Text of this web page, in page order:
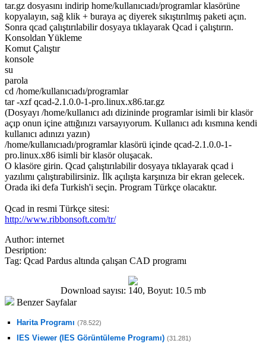
tar.gz dosyasını indirip home/kullanıcıadı/programlar klasörüne
kopyalayın, sağ klik + buraya aç diyerek sıkıştırılmış paketi açın.
Sonra qcad çalıştırılabilir dosyaya tıklayarak Qcad i çalıştırın.
Konsoldan Yükleme
Komut Çalıştır
konsole
su
parola
cd /home/kullanıcıadı/programlar
tar -xzf qcad-2.1.0.0-1-pro.linux.x86.tar.gz
(Dosyayı /home/kullanıcı adı dizininde programlar isimli bir klasör
açıp onun içine attığınızı varsayıyorum. Kullanıcı adı kısmına kendi
kullanıcı adınızı yazın)
/home/kullanıcıadı/programlar klasörü içinde qcad-2.1.0.0-1-
pro.linux.x86 isimli bir klasör oluşacak.
O klasöre girin. Qcad çalıştırılabilir dosyaya tıklayarak qcad i
yazılımı çalıştırabilirsiniz. İlk açılışta karşınıza bir ekran gelecek.
Orada iki defa Turkish'i seçin. Program Türkçe olacaktır.
Qcad in resmi Türkçe sitesi:
http://www.ribbonsoft.com/tr/
Author: internet
Desription:
Tag: Qcad Pardus altında çalışan CAD programı
Download sayısı: 140, Boyut: 10.5 mb
Benzer Sayfalar
Harita Programı (78.522)
IES Viewer (IES Görüntüleme Programı) (31.281)